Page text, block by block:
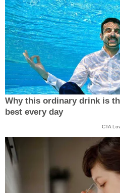
Why this ordinary drink is
best every day
CTA